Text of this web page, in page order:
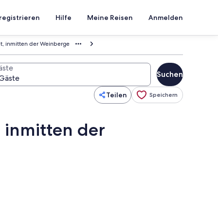
Hilfe Meine Reisen Anmelden
inmitten der Weinberge
Suchen
Teilen Speichern
inmitten der